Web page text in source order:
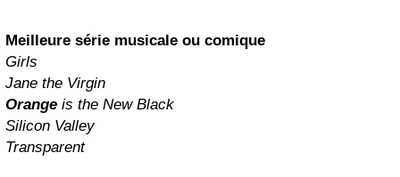
Meilleure série musicale ou comique
Girls
Jane the Virgin
Orange is the New Black
Silicon Valley
Transparent